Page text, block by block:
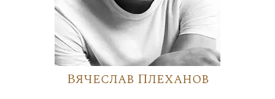
Вячеслав Плеханов